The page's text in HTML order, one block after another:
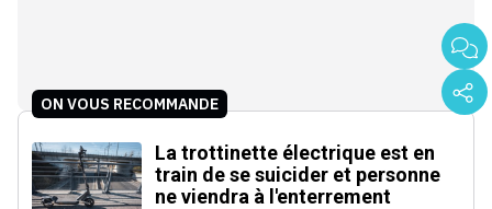
ON VOUS RECOMMANDE
La trottinette électrique est en
train de se suicider et personne
ne viendra à l'enterrement